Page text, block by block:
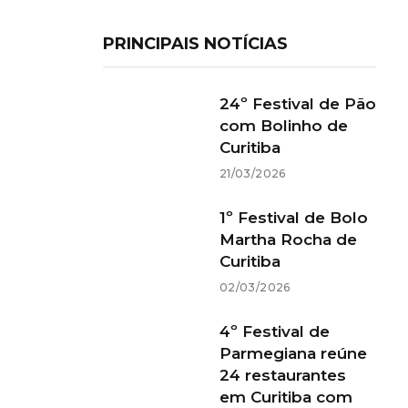
PRINCIPAIS NOTÍCIAS
24º Festival de Pão
com Bolinho de
Curitiba
21/03/2026
1º Festival de Bolo
Martha Rocha de
Curitiba
02/03/2026
4º Festival de
Parmegiana reúne
24 restaurantes
em Curitiba com